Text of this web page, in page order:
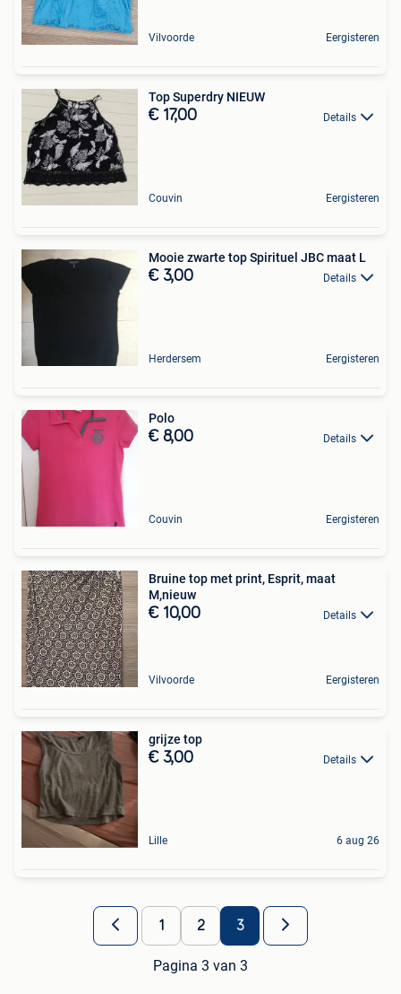
Vilvoorde Eergisteren
Top Superdry NIEUW
€ 17,00 Details
Couvin Eergisteren
Mooie zwarte top Spirituel JBC maat L
€ 3,00 Details
Herdersem Eergisteren
Polo
€ 8,00 Details
Couvin Eergisteren
Bruine top met print, Esprit, maat
M,nieuw
€ 10,00 Details
Vilvoorde Eergisteren
grijze top
€ 3,00 Details
Lille 6 aug 26
1 2 3
Pagina 3 van 3